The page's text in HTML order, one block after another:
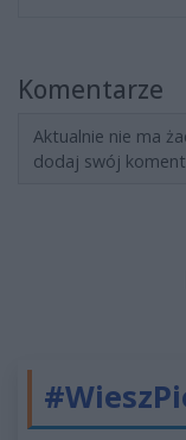
Komentarze
Aktualnie nie ma
dodaj swój